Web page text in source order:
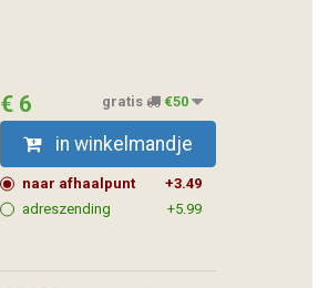
€ 6 gratis €50
in winkelmandje
naar afhaalpunt
+3.49
adreszending
+5.99